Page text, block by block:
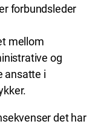
forbundsleder
mellom
og
ansatte i
det har